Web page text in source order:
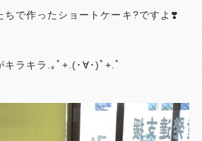
ちで作ったショートケーキ?ですよ❣️
キラキラ.｡ﾟ+.(･∀･)ﾟ+.ﾟ